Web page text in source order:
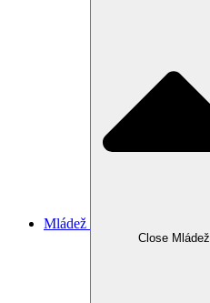
Mládež
Close Mládež